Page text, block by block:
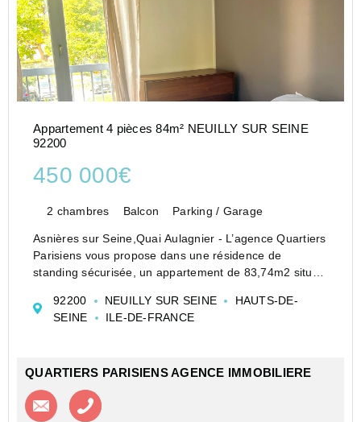
Appartement 4 pièces 84m² NEUILLY SUR SEINE
92200
450 000€
2 chambres Balcon Parking / Garage
Asnières sur Seine,Quai Aulagnier - L’agence Quartiers
Parisiens vous propose dans une résidence de
standing sécurisée, un appartement de 83,74m2 situé
d’une entrée, d’un double séjour ouvrant sur un large
bal...
92200 NEUILLY SUR SEINE
HAUTS-DE-
SEINE
ILE-DE-FRANCE
QUARTIERS PARISIENS AGENCE IMMOBILIERE
Contacter l'agence